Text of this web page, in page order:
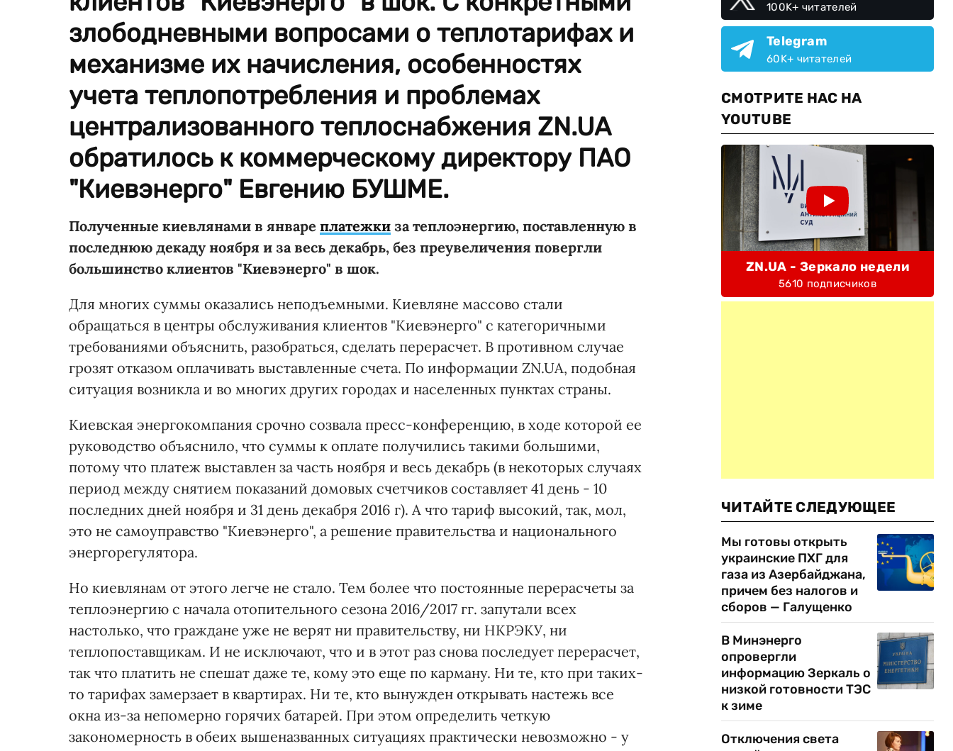
злободневными вопросами о теплотарифах и
механизме их начисления, особенностях
учета теплопотребления и проблемах
централизованного теплоснабжения ZN.UA
обратилось к коммерческому директору ПАО
"Киевэнерго" Евгению БУШМЕ.
Полученные киевлянами в январе платежки за теплоэнергию, поставленную в
последнюю декаду ноября и за весь декабрь, без преувеличения повергли
большинство клиентов "Киевэнерго" в шок.
Для многих суммы оказались неподъемными. Киевляне массово стали
обращаться в центры обслуживания клиентов "Киевэнерго" с категоричными
требованиями объяснить, разобраться, сделать перерасчет. В противном случае
грозят отказом оплачивать выставленные счета. По информации ZN.UA, подобная
ситуация возникла и во многих других городах и населенных пунктах страны.
Киевская энергокомпания срочно созвала пресс-конференцию, в ходе которой ее
руководство объяснило, что суммы к оплате получились такими большими,
потому что платеж выставлен за часть ноября и весь декабрь (в некоторых случаях
период между снятием показаний домовых счетчиков составляет 41 день - 10
последних дней ноября и 31 день декабря 2016 г). А что тариф высокий, так, мол,
это не самоуправство "Киевэнерго", а решение правительства и национального
энергорегулятора.
Но киевлянам от этого легче не стало. Тем более что постоянные перерасчеты за
теплоэнергию с начала отопительного сезона 2016/2017 гг. запутали всех
настолько, что граждане уже не верят ни правительству, ни НКРЭКУ, ни
теплопоставщикам. И не исключают, что и в этот раз снова последует перерасчет,
так что платить не спешат даже те, кому это еще по карману. Ни те, кто при таких-
то тарифах замерзает в квартирах. Ни те, кто вынужден открывать настежь все
окна из-за непомерно горячих батарей. При этом определить четкую
закономерность в обеих вышеназванных ситуациях практически невозможно - у
100K+ читателей
Telegram
60K+ читателей
СМОТРИТЕ НАС НА
YOUTUBE
ZN.UA - Зеркало недели
5610 подписчиков
ЧИТАЙТЕ СЛЕДУЮЩЕЕ
Мы готовы открыть
украинские ПХГ для
газа из Азербайджана,
причем без налогов и
сборов — Галущенко
В Минэнерго
опровергли
информацию Зеркаль о
низкой готовности ТЭС
к зиме
Отключения света